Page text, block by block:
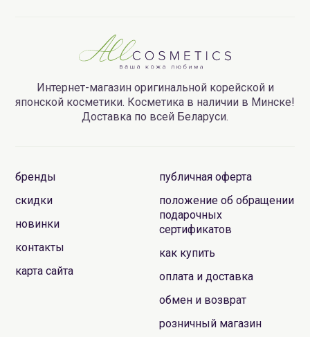
Интернет-магазин оригинальной корейской и
японской косметики. Косметика в наличии в Минске!
Доставка по всей Беларуси.
бренды
скидки
новинки
контакты
карта сайта
публичная оферта
положение об обращении
подарочных
сертификатов
как купить
оплата и доставка
обмен и возврат
розничный магазин